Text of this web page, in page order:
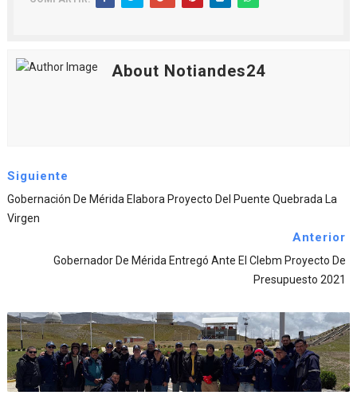
About Notiandes24
Siguiente
Gobernación De Mérida Elabora Proyecto Del Puente Quebrada La
Virgen
Anterior
Gobernador De Mérida Entregó Ante El Clebm Proyecto De
Presupuesto 2021